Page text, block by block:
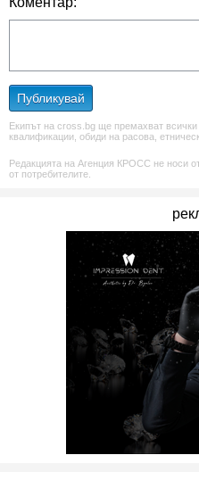
Публикувай
Екипът на cross.bg ще премахват
квалификации, обиди на расова,
Редакцията на Агенция КРОСС не носи
от потребителите.